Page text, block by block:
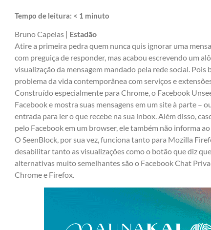
Tempo de leitura: < 1 minuto
Bruno Capelas | Estadão
Atire a primeira pedra quem nunca quis ignorar uma
com preguiça de responder, mas acabou escrevendo um
visualização da mensagem mandado pela rede social. Pois
problema da vida contemporânea com serviços e
Construído especialmente para Chrome, o Facebook
Facebook e mostra suas mensagens em um site à parte –
entrada para ler o que recebe na sua inbox. Além disso,
pelo Facebook em um browser, ele também não informa ao
O SeenBlock , por sua vez, funciona tanto para Mozilla
desabilitar tanto as visualizações como o botão que diz
alternativas muito semelhantes são o Facebook Chat
Chrome e Firefox.